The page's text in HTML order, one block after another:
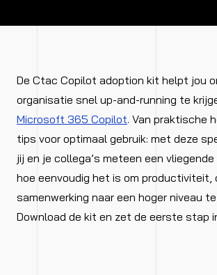
De Ctac Copilot adoption kit helpt jou
organisatie snel up-and-running te
Microsoft 365 Copilot. Van praktische
tips voor optimaal gebruik: met deze
jij en je collega’s meteen een
hoe eenvoudig het is om
samenwerking naar een hoger niveau
Download de kit en zet de eerste stap